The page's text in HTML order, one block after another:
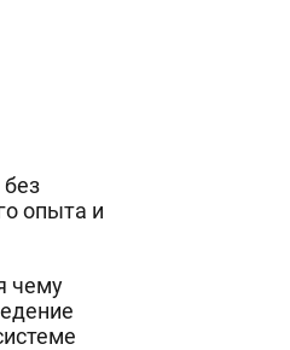
опыта и
чему